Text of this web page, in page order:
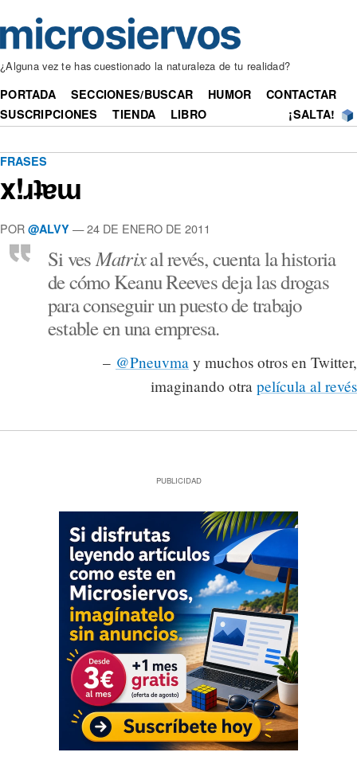
¿Alguna vez te has cuestionado la naturaleza de tu realidad?
PORTADA SECCIONES/BUSCAR HUMOR
CONTACTAR
SUSCRIPCIONES
TIENDA LIBRO ¡SALTA!
FRASES
x!ɹʇɐɯ
POR @ALVY — 24 DE ENERO DE 2011
Si vesMatrixal revés, cuenta la historia
de cómo Keanu Reeves deja las drogas
para conseguir un puesto de trabajo
estable en una empresa.
– @Pneuvma y muchos otros en Twitter,
imaginando otra película al revés
PUBLICIDAD